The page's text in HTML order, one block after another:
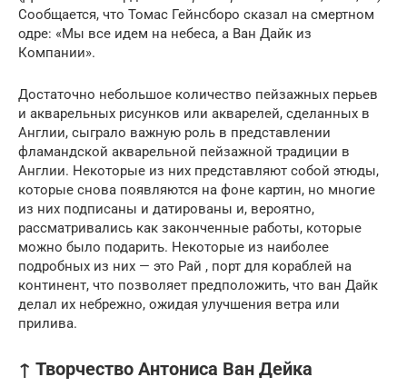
Сообщается, что Томас Гейнсборо сказал на смертном
одре: «Мы все идем на небеса, а Ван Дайк из
Компании».
Достаточно небольшое количество пейзажных перьев
и акварельных рисунков или акварелей, сделанных в
Англии, сыграло важную роль в представлении
фламандской акварельной пейзажной традиции в
Англии. Некоторые из них представляют собой этюды,
которые снова появляются на фоне картин, но многие
из них подписаны и датированы и, вероятно,
рассматривались как законченные работы, которые
можно было подарить. Некоторые из наиболее
подробных из них — это Рай , порт для кораблей на
континент, что позволяет предположить, что ван Дайк
делал их небрежно, ожидая улучшения ветра или
прилива.
↑ Творчество Антониса Ван Дейка